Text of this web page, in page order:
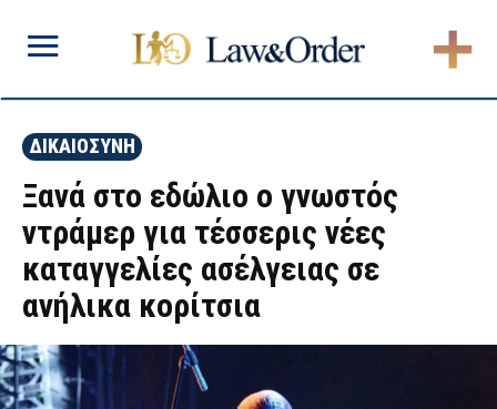
ΔΙΚΑΙΟΣΥΝΗ
Ξανά στο εδώλιο ο γνωστός
ντράμερ για τέσσερις νέες
καταγγελίες ασέλγειας σε
ανήλικα κορίτσια